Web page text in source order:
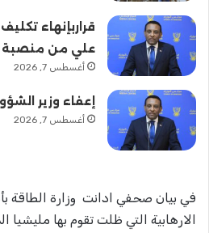
قراربإنهاء
علي من منصبة
أغسطس 7, 2026
إعفاء وزير
أغسطس 7, 2026
في بيان صحفي ادانت وزارة الطاقة
الارهابية التي ظلت تقوم بها